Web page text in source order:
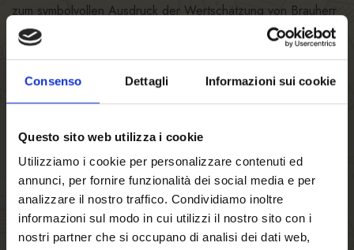
Consenso Dettagli Informazioni sui cookie
Questo sito web utilizza i cookie
Utilizziamo i cookie per personalizzare contenuti ed
annunci, per fornire funzionalità dei social media e per
analizzare il nostro traffico. Condividiamo inoltre
informazioni sul modo in cui utilizzi il nostro sito con i
nostri partner che si occupano di analisi dei dati web,
zum symbolvollen Ausdruck der Wertschätzung von Brauherr
Ing. Luis Fuchs, der gemeinsam mit seiner Gattin Margarethe
Fuchs ab dem Jahre 1933 in dritter Generation die Geschicke
der Spezialbier-Brauerei FORST führte. „In fünfter
Generation reift ein neues Zeugnis unentwegter
festzuhalten, ohne das Feuer erlischen zu lassen und die
Glut mit ihrer Wärme, aller Passion und Leidenschaftlichkeit
weiterzugeben – TER Lignum „FORST Bier-Whisky“ als
Hommage an Großvater, Brauherr Ing. Luis Fuchs“, so
Cellina von Mannstein, der Spezialbier-Brauerei FORST.